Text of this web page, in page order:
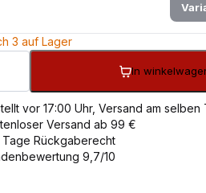
3 auf Lager
In
vor 17:00 Uhr, Versand am selben
Versand ab 99 €
Tage Rückgaberecht
9,7/10